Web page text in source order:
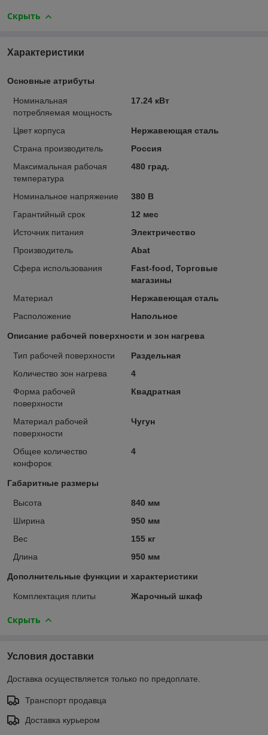
Скрыть
Характеристики
Основные атрибуты
Номинальная
потребляемая мощность
17.24 кВт
Цвет корпуса
Нержавеющая сталь
Страна производитель
Россия
Максимальная рабочая
температура
480 град.
Номинальное напряжение
380 В
Гарантийный срок
12 мес
Источник питания
Электричество
Производитель
Abat
Сфера использования
Fast-food, Торговые
магазины
Материал
Нержавеющая сталь
Расположение
Напольное
Описание рабочей поверхности и зон нагрева
Тип рабочей поверхности
Раздельная
Количество зон нагрева
4
Форма рабочей
поверхности
Квадратная
Материал рабочей
поверхности
Чугун
Общее количество
конфорок
4
Габаритные размеры
Высота
840 мм
Ширина
950 мм
Вес
155 кг
Длина
950 мм
Дополнительные функции и характеристики
Комплектация плиты Жарочный шкаф
Скрыть
Условия доставки
Доставка осуществляется только по предоплате.
Транспорт продавца
Доставка курьером